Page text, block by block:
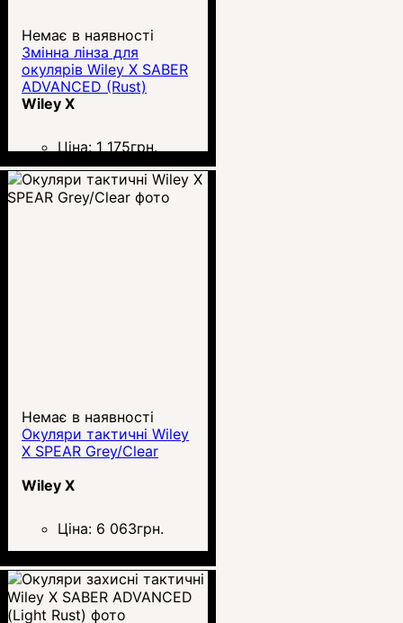
Немає в наявності
Змінна лінза для
окулярів Wiley X SABER
ADVANCED (Rust)
Wiley X
Ціна: 1 175грн.
Немає в наявності
Окуляри тактичні Wiley
X SPEAR Grey/Clear
Wiley X
Ціна: 6 063грн.